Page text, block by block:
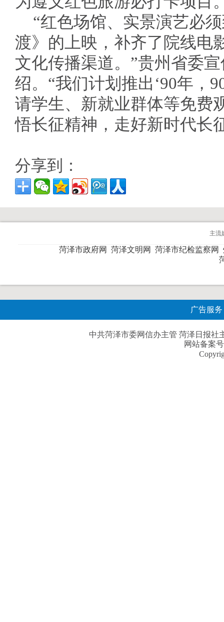
“红色场馆、实景演艺必
渡》的上映，补齐了院线电
文化传播渠道。”贵州省委
绍。“我们计划推出‘90年，
请学生、新就业群体等免费
悟长征精神，走好新时代长
分享到：
主流
菏泽市政府网 菏泽文明网 菏泽市纪检监察网
广告服务
中共菏泽市委网信办主管 菏泽日报社
网站备案